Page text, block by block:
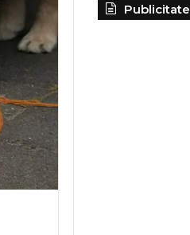
Publicitate